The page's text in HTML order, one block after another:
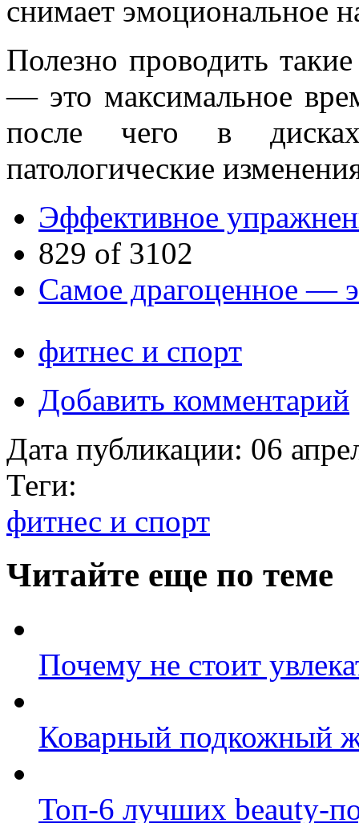
снимает эмоциональное
Полезно проводить
— это максимальное
после чего в дисках
патологические
Эффективное
829 of 3102
Самое драгоценное —
фитнес и спорт
Добавить комментарий
Дата публикации: 06
Теги:
фитнес и спорт
Читайте еще по теме
Почему не стоит
Коварный подкожный
Топ-6 лучших beauty-